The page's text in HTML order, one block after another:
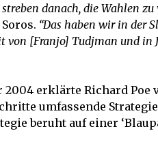
danach, die Wahlen
“Das haben wir in der
von [Franjo] Tudjman und in
2004 erklärte Richard Poe
umfassende
beruht auf einer